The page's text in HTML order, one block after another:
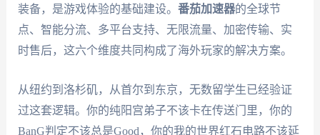
装备，是游戏体验的基础建设。 番茄加速器的全球节
点、智能分流、多平台支持、无限流量、加密传输、实
时售后，这六个维度共同构成了海外玩家的解决方案。
从纽约到洛杉矶，从首尔到东京，无数留学生已经验证
过这套逻辑。你的纯阳宫弟子不该卡在传送门里，你的
BanG判定不该总是Good，你的我的世界红石电路不该延